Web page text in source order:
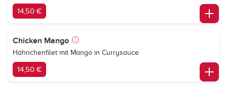
14,50 €
Chicken Mango
Hähnchenfilet mit Mango in Currysauce
14,50 €